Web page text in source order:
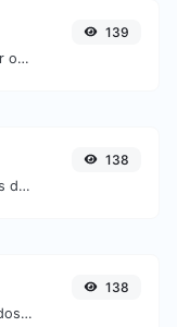
Pegue um IP e tente procurar o domínio/host associado a ele.
139
Converta facilmente arquivos de imagem ICO para PNG.
138
Obtenha detalhes aproximados de IP.
138